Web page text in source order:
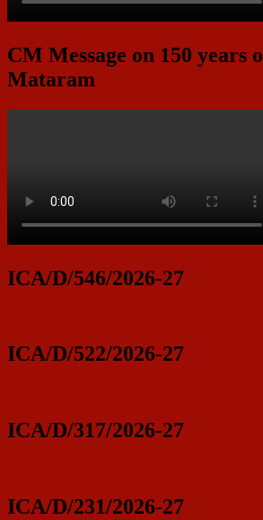
CM Message on 150 years
Mataram
ICA/D/546/2026-27
ICA/D/522/2026-27
ICA/D/317/2026-27
ICA/D/231/2026-27